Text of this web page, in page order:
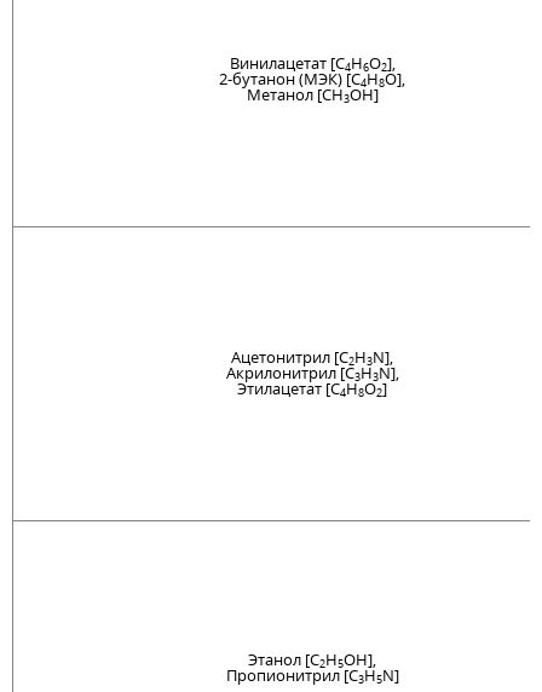
Винилацетат [C4H6O2],
2-бутанон (МЭК) [C4H8O],
Метанол [CH3OH]
Ацетонитрил [C2H3N],
Акрилонитрил [C3H3N],
Этилацетат [C4H8O2]
Этанол [C2H5OH],
Пропионитрил [C3H5N]